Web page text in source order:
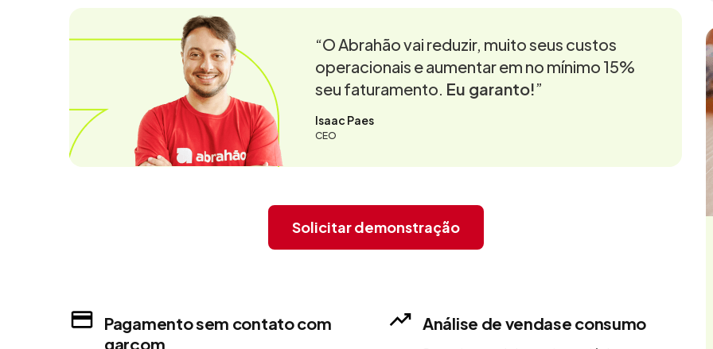
“O Abrahão vai reduzir, muito seus custos
operacionais e aumentar em no mínimo 15%
seu faturamento. Eu garanto!”
Isaac Paes
CEO
Solicitar demonstração
Pagamento sem contato com
garçom
Análise de vendase consumo